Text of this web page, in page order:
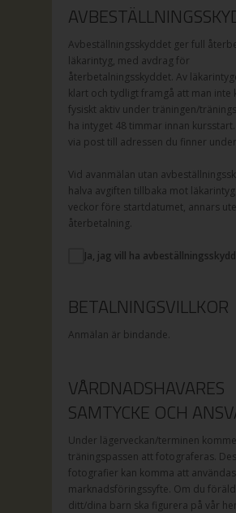
Avbeställningsskyddet ger full
läkarintyg, med avdrag för
återbetalningsskyddet. Av
klart och tydligt framgå att man inte
fysiskt aktiv under träningen/
ha intyget 48 timmar innan kursstart.
via post till adressen du finner
Vid avanmälan utan
halva avgiften tillbaka mot
veckor före startdatumet, annars
återbetalning.
Ja, jag vill ha
BETALNINGSVILLKOR
Anmälan är bindande.
VÅRDNADSHAVARES
SAMTYCKE OCH
Under lägerveckan/terminen
träningspassen att fotograferas.
fotografier kan komma att
marknadsföringssyfte. Om du
ditt/dina barn ska figurera på vår